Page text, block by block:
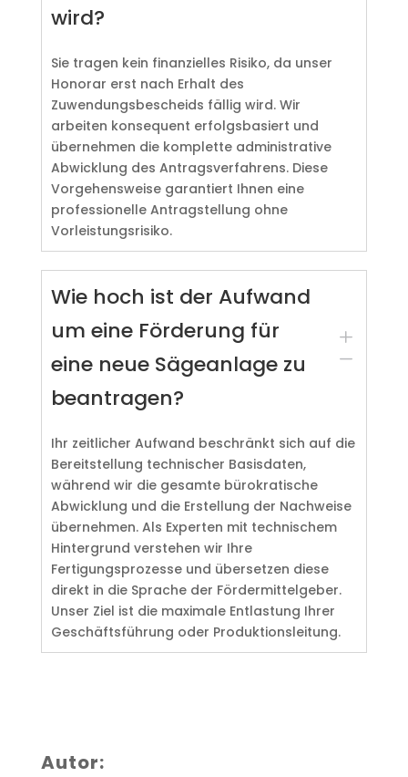
wird?
Sie tragen kein finanzielles Risiko, da unser
Honorar erst nach Erhalt des
Zuwendungsbescheids fällig wird. Wir
arbeiten konsequent erfolgsbasiert und
übernehmen die komplette administrative
Abwicklung des Antragsverfahrens. Diese
Vorgehensweise garantiert Ihnen eine
professionelle Antragstellung ohne
Vorleistungsrisiko.
Wie hoch ist der Aufwand
um eine Förderung für
eine neue Sägeanlage zu
beantragen?
L
K
Ihr zeitlicher Aufwand beschränkt sich auf die
Bereitstellung technischer Basisdaten,
während wir die gesamte bürokratische
Abwicklung und die Erstellung der Nachweise
übernehmen. Als Experten mit technischem
Hintergrund verstehen wir Ihre
Fertigungsprozesse und übersetzen diese
direkt in die Sprache der Fördermittelgeber.
Unser Ziel ist die maximale Entlastung Ihrer
Geschäftsführung oder Produktionsleitung.
Autor: